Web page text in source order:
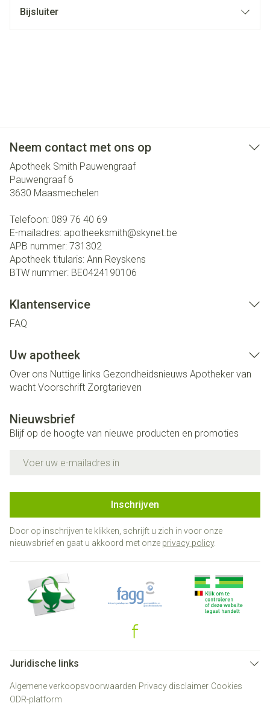
Bijsluiter
Neem contact met ons op
Apotheek Smith Pauwengraaf
Pauwengraaf 6
3630 Maasmechelen
Telefoon: 089 76 40 69
E-mailadres: apotheeksmith@skynet.be
APB nummer: 731302
Apotheek titularis: Ann Reyskens
BTW nummer: BE0424190106
Klantenservice
FAQ
Uw apotheek
Over ons Nuttige links Gezondheidsnieuws Apotheker van
wacht Voorschrift Zorgtarieven
Nieuwsbrief
Blijf op de hoogte van nieuwe producten en promoties
Inschrijven
Door op inschrijven te klikken, schrijft u zich in voor onze
nieuwsbrief en gaat u akkoord met onze privacy policy.
Juridische links
Algemene verkoopsvoorwaarden Privacy disclaimer Cookies
ODR-platform